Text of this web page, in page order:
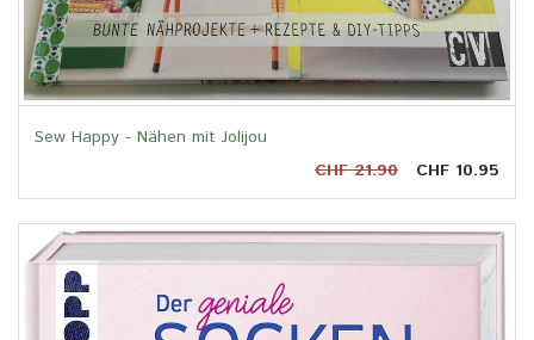
Sew Happy - Nähen mit Jolijou
CHF 21.90 CHF 10.95